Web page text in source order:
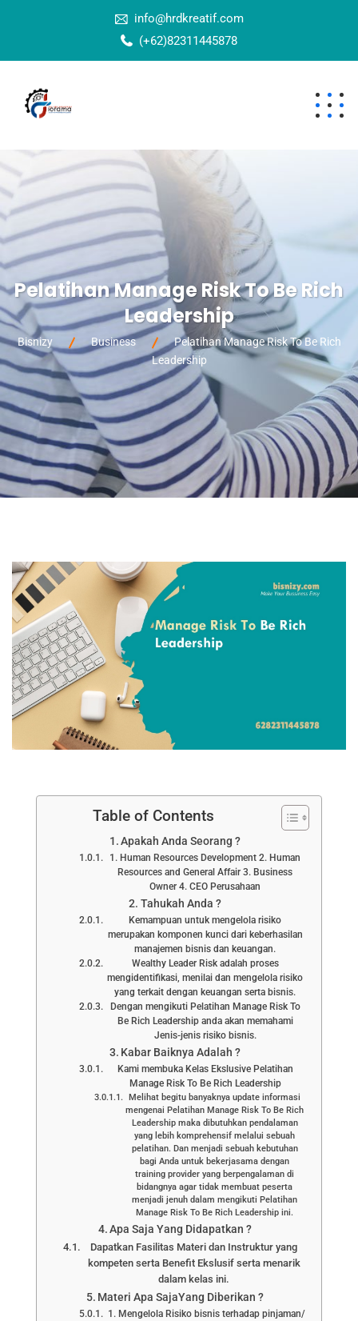
info@hrdkreatif.com
(+62)82311445878
Pelatihan Manage Risk To Be Rich
Leadership
Bisnizy Business
Pelatihan Manage Risk To Be Rich
Leadership
Table of Contents
Apakah Anda Seorang ?
1. Human Resources Development 2. Human
Resources and General Affair 3. Business
Owner 4. CEO Perusahaan
Tahukah Anda ?
Kemampuan untuk mengelola risiko
merupakan komponen kunci dari keberhasilan
manajemen bisnis dan keuangan.
Wealthy Leader Risk adalah proses
mengidentifikasi, menilai dan mengelola risiko
yang terkait dengan keuangan serta bisnis.
Dengan mengikuti Pelatihan Manage Risk To
Be Rich Leadership anda akan memahami
Jenis-jenis risiko bisnis.
Kabar Baiknya Adalah ?
Kami membuka Kelas Ekslusive Pelatihan
Manage Risk To Be Rich Leadership
Melihat begitu banyaknya update informasi
mengenai Pelatihan Manage Risk To Be Rich
Leadership maka dibutuhkan pendalaman
yang lebih komprehensif melalui sebuah
pelatihan. Dan menjadi sebuah kebutuhan
bagi Anda untuk bekerjasama dengan
training provider yang berpengalaman di
bidangnya agar tidak membuat peserta
menjadi jenuh dalam mengikuti Pelatihan
Manage Risk To Be Rich Leadership ini.
Apa Saja Yang Didapatkan ?
Dapatkan Fasilitas Materi dan Instruktur yang
kompeten serta Benefit Ekslusif serta menarik
dalam kelas ini.
Materi Apa SajaYang Diberikan ?
1. Mengelola Risiko bisnis terhadap pinjaman/